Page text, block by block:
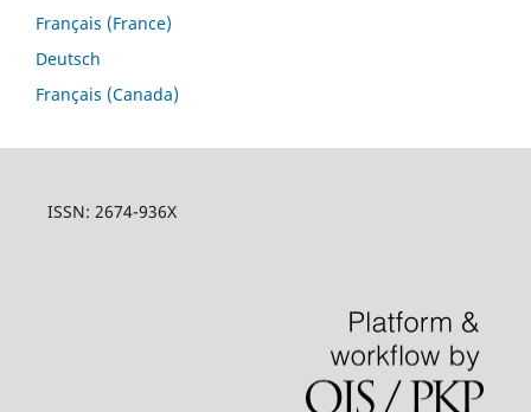
Français (France)
Deutsch
Français (Canada)
ISSN: 2674-936X